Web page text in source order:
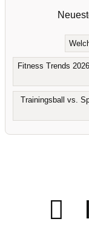
Fitness Trends
Trainingsball vs.